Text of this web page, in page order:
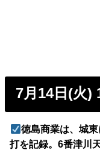
7月14日(火)
徳島商業は、城
打を記録。6番津川